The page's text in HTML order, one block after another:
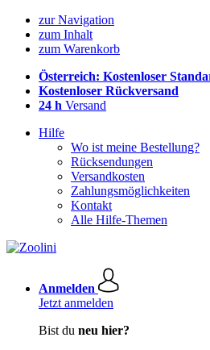
zur Navigation
zum Inhalt
zum Warenkorb
Österreich: Kostenloser
Kostenloser Rückversand
24 h Versand
Hilfe
Wo ist meine Bestellung?
Rücksendungen
Versandkosten
Zahlungsmöglichkeiten
Kontakt
Alle Hilfe-Themen
Anmelden
Jetzt anmelden
Bist du neu hier?